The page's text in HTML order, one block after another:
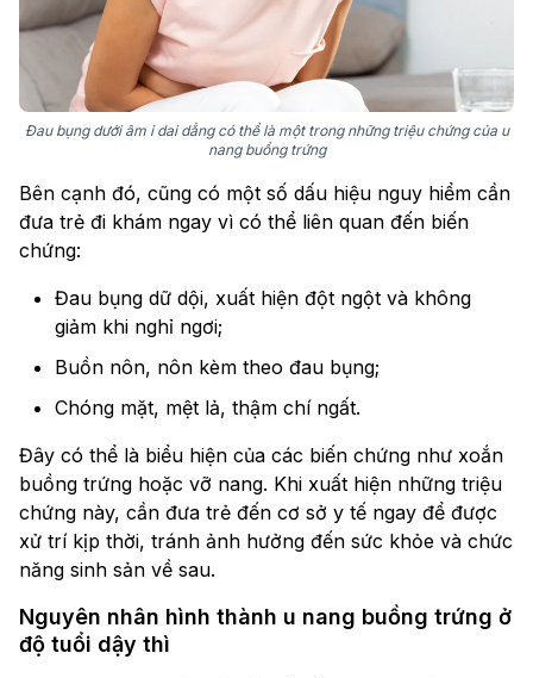
Đau bụng dưới âm ỉ dai dẳng có thể là một trong những triệu chứng của u
nang buồng trứng
Bên cạnh đó, cũng có một số dấu hiệu nguy hiểm cần
đưa trẻ đi khám ngay vì có thể liên quan đến biến
chứng:
Đau bụng dữ dội, xuất hiện đột ngột và không
giảm khi nghỉ ngơi;
Buồn nôn, nôn kèm theo đau bụng;
Chóng mặt, mệt lả, thậm chí ngất.
Đây có thể là biểu hiện của các biến chứng như xoắn
buồng trứng hoặc vỡ nang. Khi xuất hiện những triệu
chứng này, cần đưa trẻ đến cơ sở y tế ngay để được
xử trí kịp thời, tránh ảnh hưởng đến sức khỏe và chức
năng sinh sản về sau.
Nguyên nhân hình thành u nang buồng trứng ở
độ tuổi dậy thì